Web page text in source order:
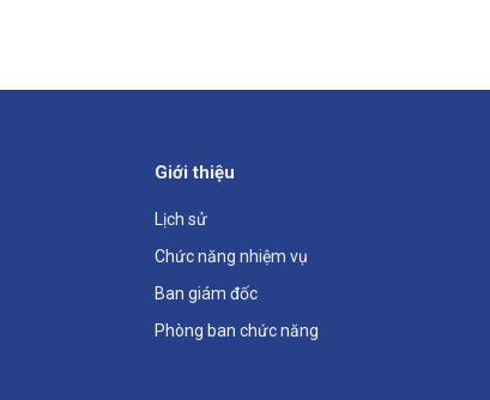
Giới thiệu
Lịch sử
Chức năng nhiệm vụ
Ban giám đốc
Phòng ban chức năng